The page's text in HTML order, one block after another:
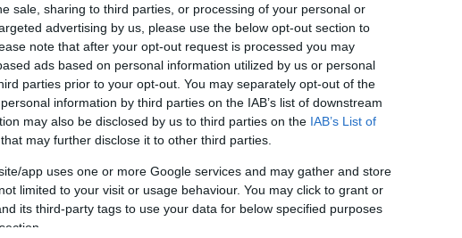
sale, sharing to third parties, or processing of your personal or
advertising by us, please use the below opt-out section to
note that after your opt-out request is processed you may
ads based on personal information utilized by us or personal
parties prior to your opt-out. You may separately opt-out of the
information by third parties on the IAB’s list of downstream
may also be disclosed by us to third parties on the IAB’s List of
that may further disclose it to other third parties.
app uses one or more Google services and may gather and store
limited to your visit or usage behaviour. You may click to grant or
its third-party tags to use your data for below specified purposes
családja számára szó szerint valóra vált álom volt.